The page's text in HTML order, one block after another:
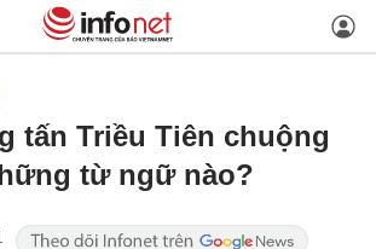
tấn Triều Tiên chuộng
từ ngữ nào?